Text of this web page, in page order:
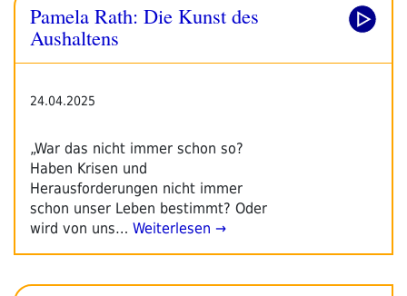
Pamela Rath: Die Kunst des
Aushaltens
24.04.2025
„War das nicht immer schon so?
Haben Krisen und
Herausforderungen nicht immer
schon unser Leben bestimmt? Oder
wird von uns… Weiterlesen →